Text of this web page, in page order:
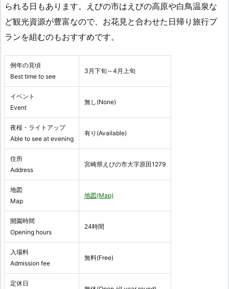
られる日もあります。えびの市はえびの高原や白鳥温泉な
ど観光資源が豊富なので、お花見と合わせた日帰り旅行プ
ランを組むのもおすすめです。
例年の見頃
Best time to see
3月下旬～4月上旬
イベント
Event
無し(None)
夜桜・ライトアップ
Able to see at evening
有り(Available)
住所
Address
宮崎県えびの市大字原田1279
地図
Map
地図(Map)
開園時間
Opening hours
24時間
入場料
Admission fee
無料(Free)
定休日